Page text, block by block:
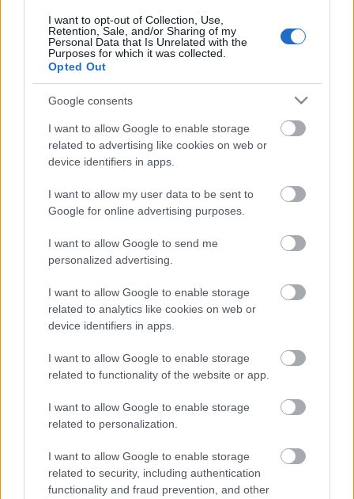
I want to opt-out of Collection, Use,
Retention, Sale, and/or Sharing of my
Personal Data that Is Unrelated with the
Purposes for which it was collected.
Opted Out
Google consents
I want to allow Google to enable storage
related to advertising like cookies on web or
device identifiers in apps.
I want to allow my user data to be sent to
Google for online advertising purposes.
I want to allow Google to send me
personalized advertising.
I want to allow Google to enable storage
related to analytics like cookies on web or
device identifiers in apps.
I want to allow Google to enable storage
related to functionality of the website or app.
I want to allow Google to enable storage
related to personalization.
I want to allow Google to enable storage
related to security, including authentication
functionality and fraud prevention, and other
Helyi hírek
BEINDULT AZ ŐSZIBARACKSZEZON,
SZEPTEMBERIG ÉLVEZHETJÜK
HIRDETÉS
HIRDETÉS
LEGOLVASOTTABB
A hőségben is védik a növényzetet
Pakson
táskájába két lány Szekszárdon